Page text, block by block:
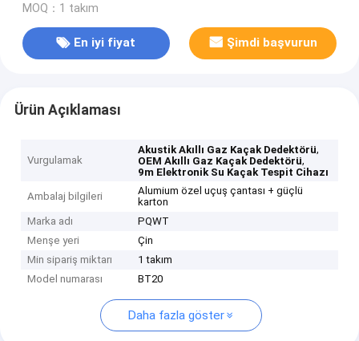
MOQ：1 takım
En iyi fiyat Şimdi başvurun
Ürün Açıklaması
Vurgulamak
Akustik Akıllı Gaz Kaçak Dedektörü,
OEM Akıllı Gaz Kaçak Dedektörü,
9m Elektronik Su Kaçak Tespit Cihazı
Ambalaj bilgileri
Alumium özel uçuş çantası + güçlü
karton
Marka adı
PQWT
Menşe yeri
Çin
Min sipariş miktarı
1 takım
Model numarası
BT20
Daha fazla göster